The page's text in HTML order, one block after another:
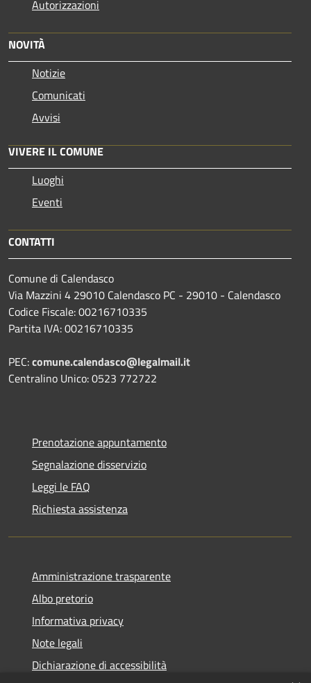
Autorizzazioni
NOVITÀ
Notizie
Comunicati
Avvisi
VIVERE IL COMUNE
Luoghi
Eventi
CONTATTI
Comune di Calendasco
Via Mazzini 4 29010 Calendasco PC - 29010 - Calendasco
Codice Fiscale: 00216710335
Partita IVA: 00216710335
PEC:comune.calendasco@legalmail.it
Centralino Unico: 0523 772722
Prenotazione appuntamento
Segnalazione disservizio
Leggi le FAQ
Richiesta assistenza
Amministrazione trasparente
Albo pretorio
Informativa privacy
Note legali
Dichiarazione di accessibilità